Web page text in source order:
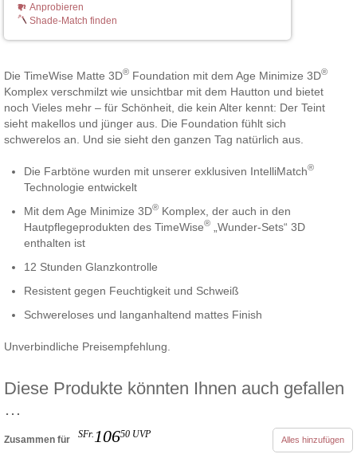
Anprobieren
Shade-Match finden
Die TimeWise Matte 3D® Foundation mit dem Age Minimize 3D®
Komplex verschmilzt wie unsichtbar mit dem Hautton und bietet
noch Vieles mehr – für Schönheit, die kein Alter kennt: Der Teint
sieht makellos und jünger aus. Die Foundation fühlt sich
schwerelos an. Und sie sieht den ganzen Tag natürlich aus.
Die Farbtöne wurden mit unserer exklusiven IntelliMatch®
Technologie entwickelt
Mit dem Age Minimize 3D® Komplex, der auch in den
Hautpflegeprodukten des TimeWise®
„Wunder-Sets“ 3D
enthalten ist
12 Stunden Glanzkontrolle
Resistent gegen Feuchtigkeit und Schweiß
Schwereloses und langanhaltend mattes Finish
Unverbindliche Preisempfehlung.
Diese Produkte könnten Ihnen auch gefallen
…
Zusammen für SFr. 10650 UVP Alles hinzufügen